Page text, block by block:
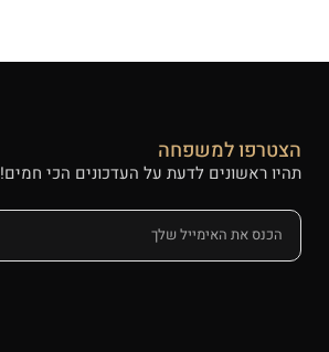
הצטרפו למשפחה
תהיו ראשונים לדעת על העדכונים הכי חמים!